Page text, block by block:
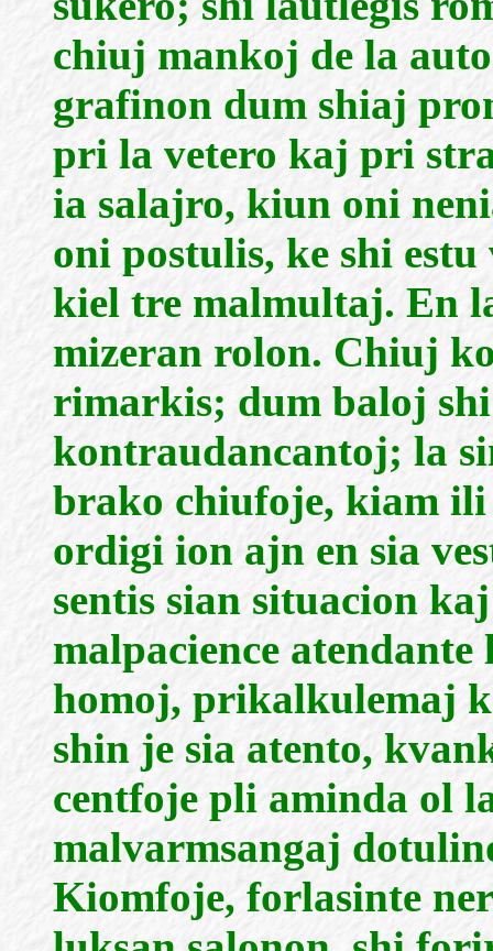
chiuj mankoj de la
grafinon dum shiaj
pri la vetero kaj pri
ia salajro, kiun oni
oni postulis, ke shi
kiel tre malmultaj. En
mizeran rolon. Chiuj
rimarkis; dum baloj
kontraudancantoj; la
brako chiufoje, kiam
ordigi ion ajn en sia
sentis sian situacion
malpacience
homoj, prikalkulemaj
shin je sia atento,
centfoje pli aminda ol
malvarmsangaj
Kiomfoje, forlasinte